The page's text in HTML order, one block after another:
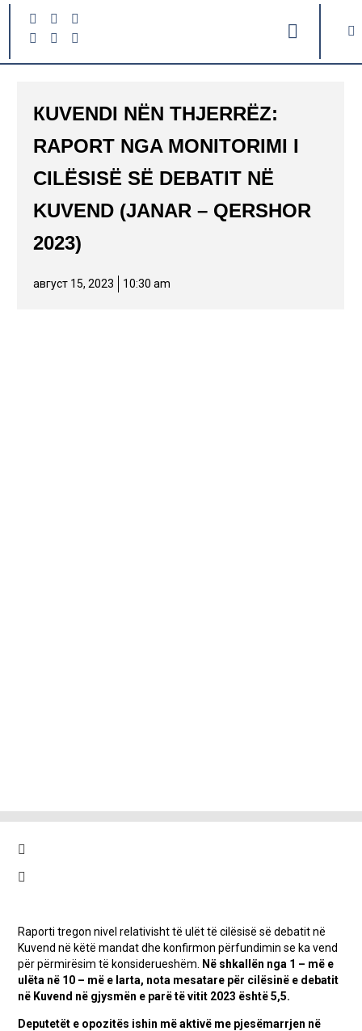
КUVENDI NËN THJERRËZ:
RAPORT NGA MONITORIMI I
CILËSISË SË DEBATIT NË
KUVEND (JANAR – QERSHOR
2023)
август 15, 2023 10:30 am
Raporti tregon nivel relativisht të ulët të cilësisë së debatit në
Kuvend në këtë mandat dhe konfirmon përfundimin se ka vend
për përmirësim të konsiderueshëm. Në shkallën nga 1 – më e
ulëta në 10 – më e larta, nota mesatare për cilësinë e debatit
në Kuvend në gjysmën e parë të vitit 2023 është 5,5.
Deputetët e opozitës ishin më aktivë me pjesëmarrjen në